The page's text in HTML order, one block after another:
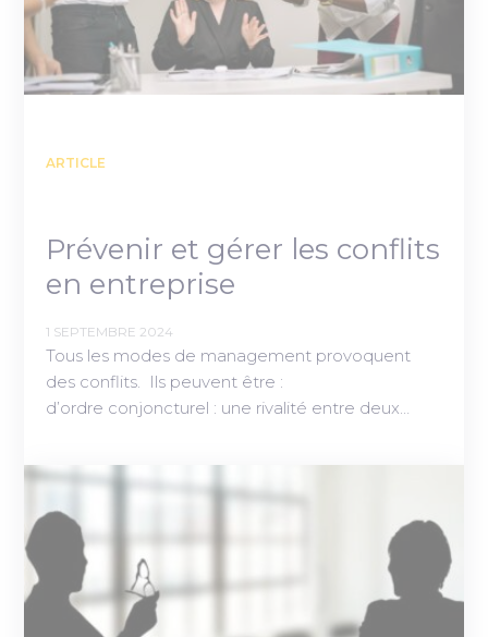
ARTICLE
Prévenir et gérer les conflits
en entreprise
1 SEPTEMBRE 2024
Tous les modes de management provoquent
des conflits. Ils peuvent être :
d’ordre conjoncturel : une rivalité entre deux…